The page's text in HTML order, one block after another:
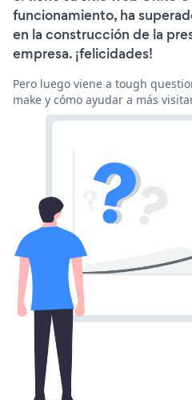
funcionamiento, ha
en la construcción de la
empresa. ¡felicidades!
Pero luego viene a tough
make y cómo ayudar a más